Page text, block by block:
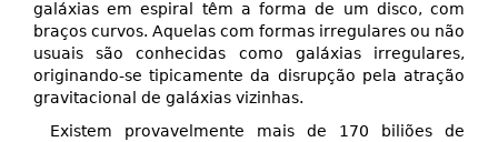
galáxias em espiral têm a forma de um disco, com
braços curvos. Aquelas com formas irregulares ou não
usuais são conhecidas como galáxias irregulares,
originando-se tipicamente da disrupção pela atração
gravitacional de galáxias vizinhas.
Existem provavelmente mais de 170 biliões de